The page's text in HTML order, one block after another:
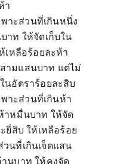
า
พาะส่วนที่เกินหนึ่ง
าท ให้จัดเก็บใน
เหลือร้อยละห้า
ามแสนบาท แต่ไม่
นอัตราร้อยละสิบ
พาะส่วนที่เกินห้า
าหมื่นบาท ให้จัด
ยี่สิบ ให้เหลือร้อย
นที่เกินเจ็ดแสน
นบาท ให้คงจัด